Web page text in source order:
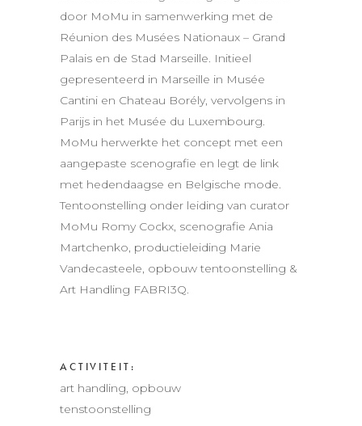
door MoMu in samenwerking met de
Réunion des Musées Nationaux – Grand
Palais en de Stad Marseille. Initieel
gepresenteerd in Marseille in Musée
Cantini en Chateau Borély, vervolgens in
Parijs in het Musée du Luxembourg.
MoMu herwerkte het concept met een
aangepaste scenografie en legt de link
met hedendaagse en Belgische mode.
Tentoonstelling onder leiding van curator
MoMu Romy Cockx, scenografie Ania
Martchenko, productieleiding Marie
Vandecasteele, opbouw tentoonstelling &
Art Handling FABRI3Q.
ACTIVITEIT:
art handling, opbouw
tenstoonstelling